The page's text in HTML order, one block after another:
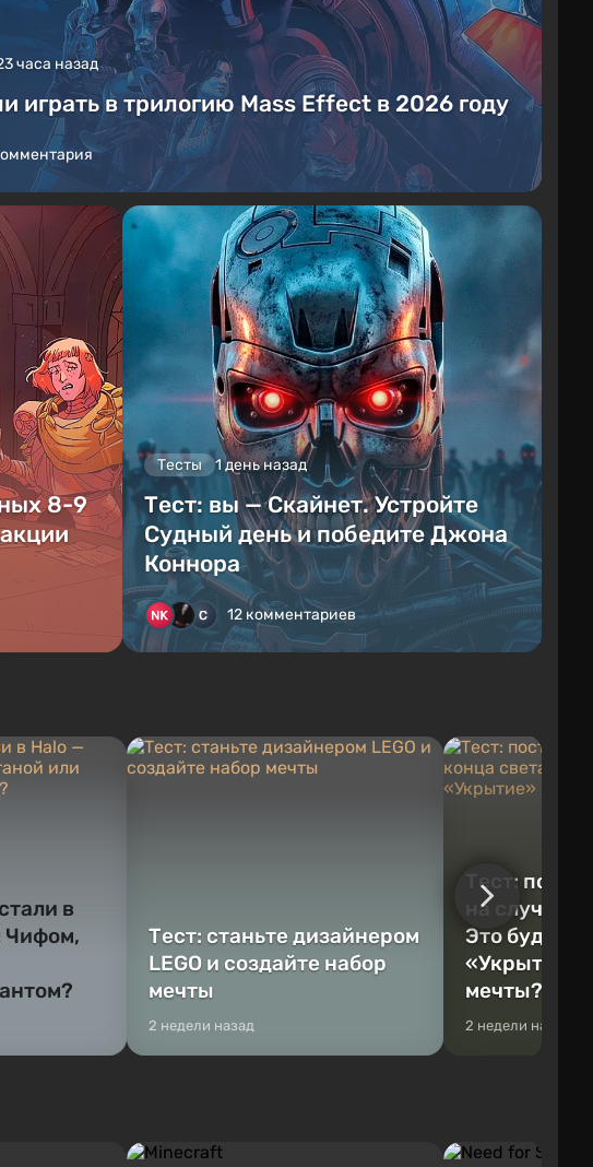
часа назад
играть в трилогию Mass Effect в 2026 году
8-9
Тесты 1 день назад
Тест: вы — Скайнет. Устройте
Судный день и победите Джона
Коннора
12 комментариев
в
Чифом,
Тест: станьте дизайнером
LEGO и создайте набор
мечты
2 недели назад
Тест:
на случай
Это будет
«Укрытие»
мечты?
2 недели назад